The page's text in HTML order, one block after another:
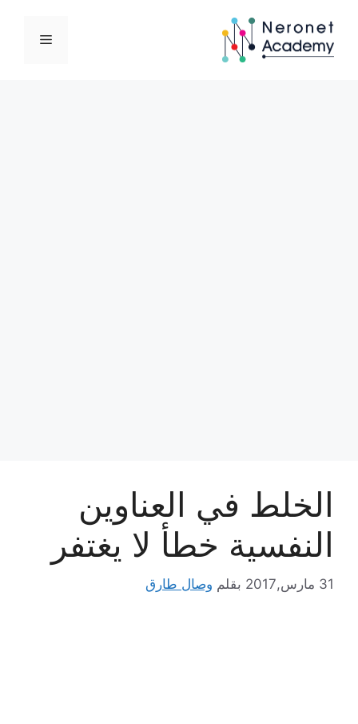
المحتوى
القائمة
الخلط في العناوين
النفسية خطأ لا يغتفر
31 مارس,2017 بقلم وصال طارق